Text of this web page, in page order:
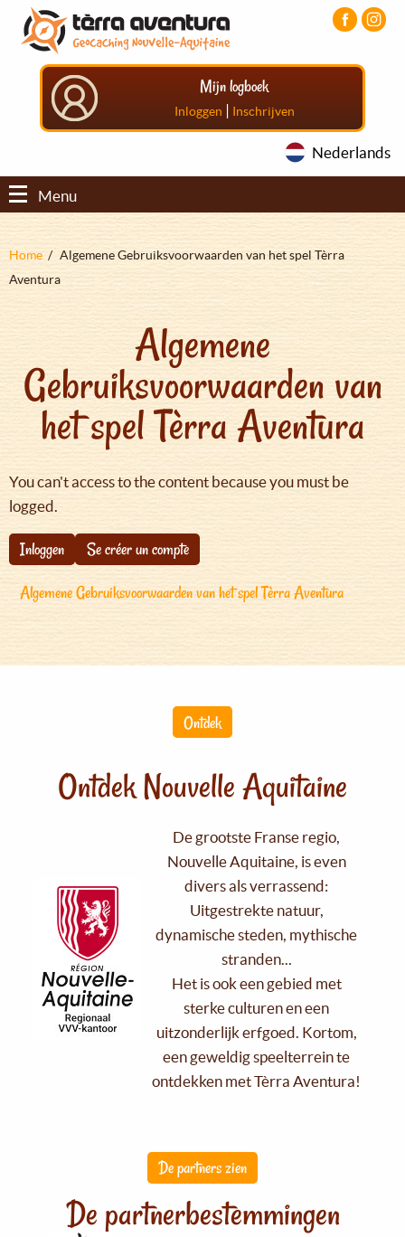
Overslaan
naar
Aller
menu
principal
Aller
pied
Mijn logboek
Inloggen | Inschrijven
Nederlands
Menu
Kruimelpad
Home
Algemene Gebruiksvoorwaarden van het spel Tèrra
Aventura
Algemene
Gebruiksvoorwaarden van
het spel Tèrra Aventura
You can't access to the content because you must be
logged.
Inloggen
Se créer un compte
Algemene Gebruiksvoorwaarden van het spel Tèrra Aventura
Ontdek
Ontdek Nouvelle Aquitaine
De grootste Franse regio,
Nouvelle Aquitaine, is even
divers als verrassend:
Uitgestrekte natuur,
dynamische steden, mythische
stranden...
Het is ook een gebied met
sterke culturen en een
uitzonderlijk erfgoed. Kortom,
een geweldig speelterrein te
ontdekken met Tèrra Aventura!
De partners zien
De partnerbestemmingen